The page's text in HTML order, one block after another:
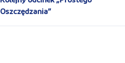
Oszczędzania”